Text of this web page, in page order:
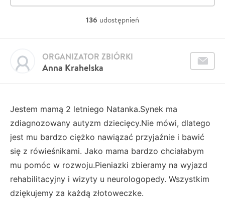
136 udostępnień
Anna Krahelska
ORGANIZATOR ZBIÓRKI
Jestem mamą 2 letniego Natanka.Synek ma
zdiagnozowany autyzm dziecięcy.Nie mówi, dlatego
jest mu bardzo ciężko nawiązać przyjaźnie i bawić
się z rówieśnikami. Jako mama bardzo chciałabym
mu pomóc w rozwoju.Pieniazki zbieramy na wyjazd
rehabilitacyjny i wizyty u neurologopedy. Wszystkim
dziękujemy za każdą złotoweczke.